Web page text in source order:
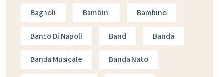
Bagnoli Bambini Bambino
Banco Di Napoli Band Banda
Banda Musicale Banda Nato